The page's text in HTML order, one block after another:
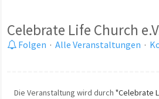
Celebrate Life Church
Folgen · Alle Veranstaltungen ·
Die Veranstaltung wird durch "Celebrate